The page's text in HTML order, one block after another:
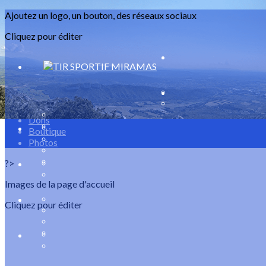
Exporter les lignes sélectionnées
Exporter toutes les colonnes
Exporter uniquement les colonnes affichées
Menu
<
>
Evènements
Dons
Boutique
Photos
Ajoutez un logo, un bouton, des réseaux sociaux
Cliquez pour éditer
?>
Images de la page d'accueil
Cliquez pour éditer